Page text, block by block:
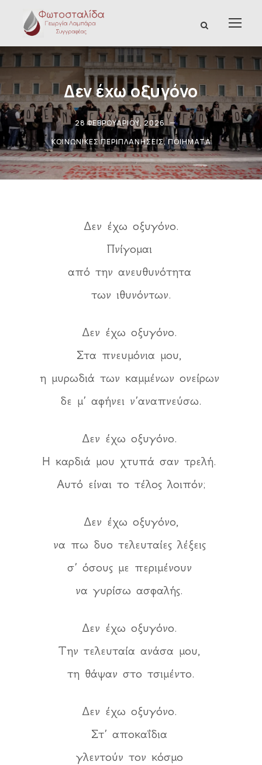
Δεν έχω οξυγόνο
28 ΦΕΒΡΟΥΑΡΊΟΥ, 2026
ΚΟΙΝΩΝΙΚΈΣ ΠΕΡΙΠΛΑΝΉΣΕΙΣ, ΠΟΙΉΜΑΤΑ
Δεν έχω οξυγόνο.
Πνίγομαι
από την ανευθυνότητα
των ιθυνόντων.
Δεν έχω οξυγόνο.
Στα πνευμόνια μου,
η μυρωδιά των καμμένων ονείρων
δε μ’ αφήνει ν’αναπνεύσω.
Δεν έχω οξυγόνο.
Η καρδιά μου χτυπά σαν τρελή.
Αυτό είναι το τέλος λοιπόν;
Δεν έχω οξυγόνο,
να πω δυο τελευταίες λέξεις
σ’ όσους με περιμένουν
να γυρίσω ασφαλής.
Δεν έχω οξυγόνο.
Την τελευταία ανάσα μου,
τη θάψαν στο τσιμέντο.
Δεν έχω οξυγόνο.
Στ’ αποκαΐδια
γλεντούν τον κόσμο